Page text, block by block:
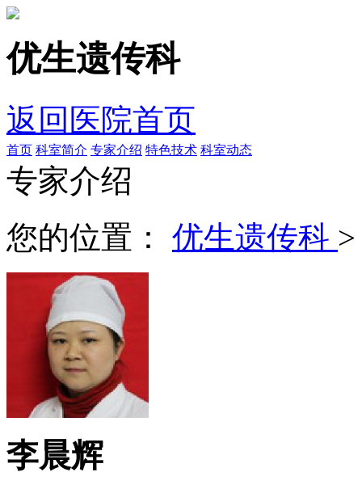
优生遗传科
返回医院首页
首页 科室简介 专家介绍 特色技术 科室动态
专家介绍
您的位置： 优生遗传科
李晨辉